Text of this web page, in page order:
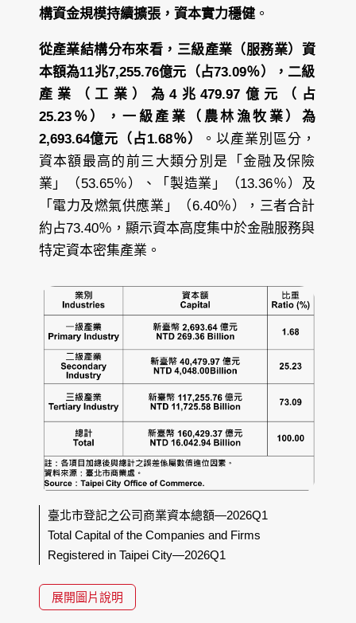
構資金規模持續擴張，資本實力穩健。
從產業結構分布來看，三級產業（服務業）資
本額為11兆7,255.76億元（占73.09％），二級
產業（工業）為4兆479.97億元（占
25.23％），一級產業（農林漁牧業）為
2,693.64億元（占1.68％）
。以產業別區分，
資本額最高的前三大類分別是「金融及保險
業」（53.65％）、「製造業」（13.36％）及
「電力及燃氣供應業」（6.40％），三者合計
約占73.40％，顯示資本高度集中於金融服務與
特定資本密集產業。
臺北市登記之公司商業資本總額—2026Q1
Total Capital of the Companies and Firms
Registered in Taipei City—2026Q1
展開圖片說明